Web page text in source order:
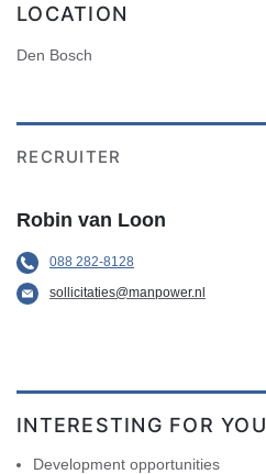
LOCATION
Den Bosch
RECRUITER
Robin van Loon
088 282-8128
sollicitaties@manpower.nl
INTERESTING FOR YOU
Development opportunities